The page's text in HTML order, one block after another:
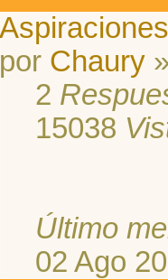
por Chaury
2
15038
Último
02 Ago